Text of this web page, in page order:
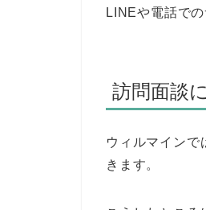
LINEや電話で
訪問面談
ウィルマインで
きます。